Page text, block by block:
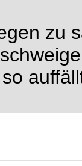
zu